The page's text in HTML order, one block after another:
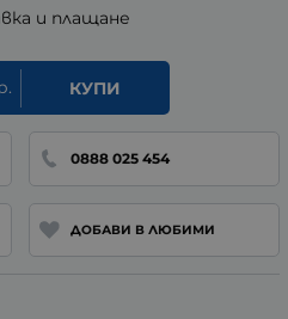
и плащане
КУПИ
0888 025 454
ДОБАВИ В ЛЮБИМИ